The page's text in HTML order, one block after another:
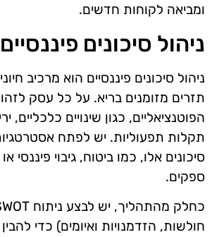
ומביאה לקוחות חדשים.
ניהול סיכונים פיננסיים
ניהול סיכונים פיננסיים הוא מרכיב
תזרים מזומנים בריא. על כל עסק
הפוטנציאליים, כגון שינויים כלכליים,
תקלות תפעוליות. יש לפתח
סיכונים אלו, כמו ביטוח, גיבוי פיננסי
ספקים.
חולשות, הזדמנויות ואיומים) כדי